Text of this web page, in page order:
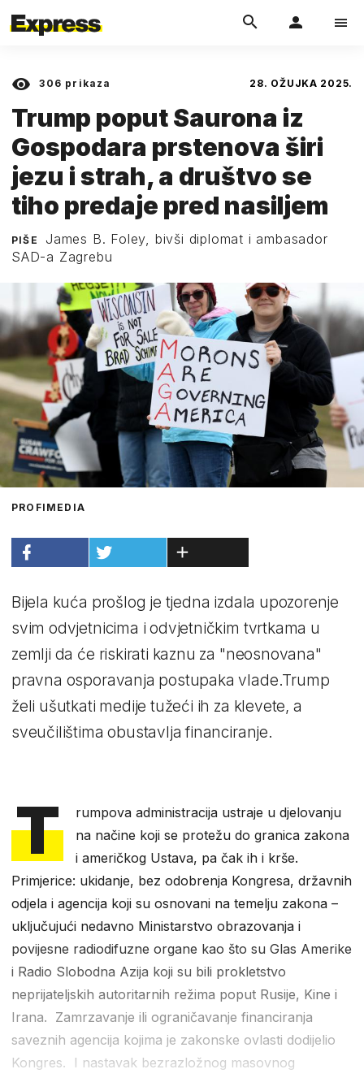
306 prikaza 28. OŽUJKA 2025.
Trump poput Saurona iz
Gospodara prstenova širi
jezu i strah, a društvo se
tiho predaje pred nasiljem
PIŠE
James B. Foley, bivši diplomat i ambasador
SAD-a Zagrebu
PROFIMEDIA
Bijela kuća prošlog je tjedna izdala upozorenje
svim odvjetnicima i odvjetničkim tvrtkama u
zemlji da će riskirati kaznu za "neosnovana"
pravna osporavanja postupaka vlade.Trump
želi ušutkati medije tužeći ih za klevete, a
sveučilištima obustavlja financiranje.
T
rumpova administracija ustraje u djelovanju
na načine koji se protežu do granica zakona
i američkog Ustava, pa čak ih i krše.
Primjerice: ukidanje, bez odobrenja Kongresa, državnih
odjela i agencija koji su osnovani na temelju zakona –
uključujući nedavno Ministarstvo obrazovanja i
povijesne radiodifuzne organe kao što su Glas Amerike
i Radio Slobodna Azija koji su bili prokletstvo
neprijateljskih autoritarnih režima poput Rusije, Kine i
Irana. Zamrzavanje ili ograničavanje financiranja
saveznih agencija kojima je zakonske ovlasti dodijelio
Kongres. I nastavak bezrazložnog masovnog